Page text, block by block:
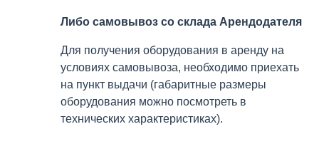
Либо самовывоз со склада Арендодателя
Для получения оборудования в аренду на
условиях самовывоза, необходимо приехать
на пункт выдачи (габаритные размеры
оборудования можно посмотреть в
технических характеристиках).